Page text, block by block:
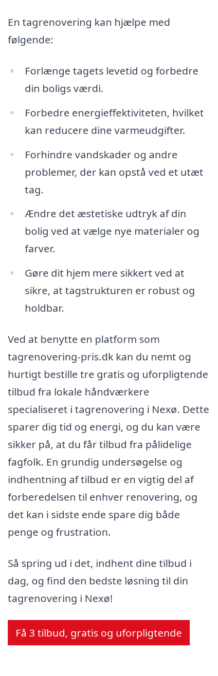
En tagrenovering kan hjælpe med
følgende:
Forlænge tagets levetid og forbedre
din boligs værdi.
Forbedre energieffektiviteten, hvilket
kan reducere dine varmeudgifter.
Forhindre vandskader og andre
problemer, der kan opstå ved et utæt
tag.
Ændre det æstetiske udtryk af din
bolig ved at vælge nye materialer og
farver.
Gøre dit hjem mere sikkert ved at
sikre, at tagstrukturen er robust og
holdbar.
Ved at benytte en platform som
tagrenovering-pris.dk kan du nemt og
hurtigt bestille tre gratis og uforpligtende
tilbud fra lokale håndværkere
specialiseret i tagrenovering i Nexø. Dette
sparer dig tid og energi, og du kan være
sikker på, at du får tilbud fra pålidelige
fagfolk. En grundig undersøgelse og
indhentning af tilbud er en vigtig del af
forberedelsen til enhver renovering, og
det kan i sidste ende spare dig både
penge og frustration.
Så spring ud i det, indhent dine tilbud i
dag, og find den bedste løsning til din
tagrenovering i Nexø!
Få 3 tilbud, gratis og uforpligtende